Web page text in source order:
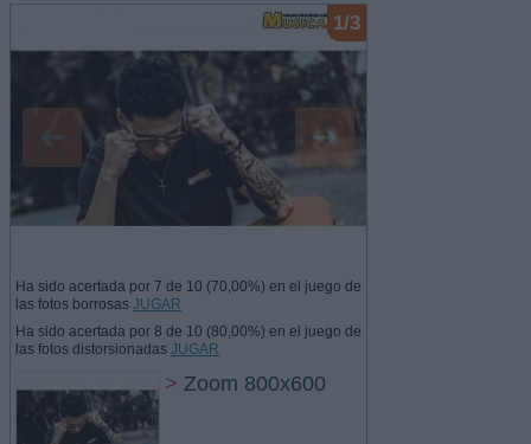
1/3
Ha sido acertada por 7 de 10 (70,00%) en el juego de
las fotos borrosas JUGAR
Ha sido acertada por 8 de 10 (80,00%) en el juego de
las fotos distorsionadas JUGAR
> Zoom 800x600